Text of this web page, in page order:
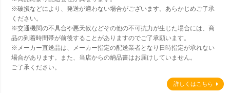
※破損などにより、発送が適わない場合がございます。あらかじめご了承
ください。
※交通機関の不具合や悪天候などその他の不可抗力が生じた場合には、商
品の到着時間帯が前後することがありますのでご了承願います。
※メーカー直送品は、メーカー指定の配送業者となり日時指定が承れない
場合があります。また、当店からの納品書はお届けしていません。
ご了承ください。
詳しくはこちら